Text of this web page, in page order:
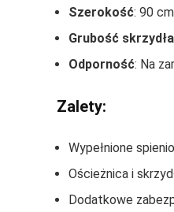
Szerokość: 90 cm
Grubość skrzydła
Odporność: Na
Zalety:
Wypełnione
Ościeżnica i
Dodatkowe